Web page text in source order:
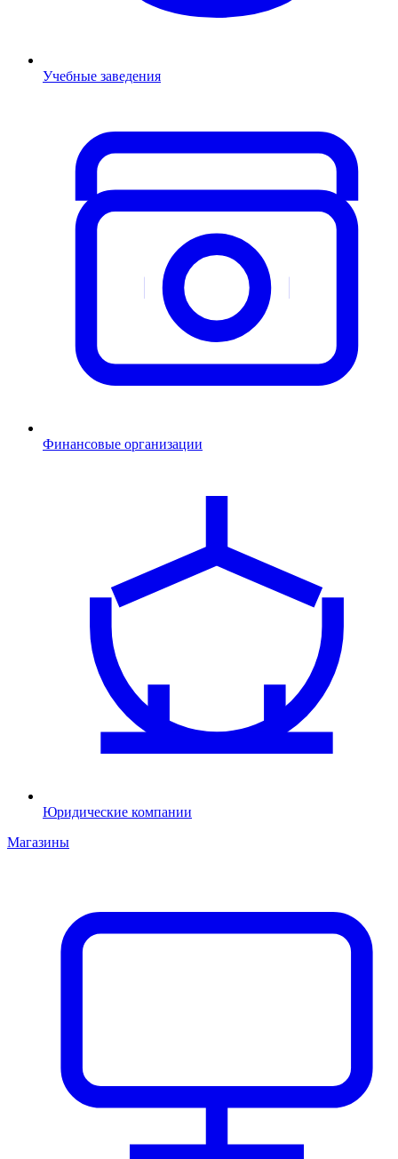
Учебные заведения
Финансовые организации
Юридические компании
Магазины